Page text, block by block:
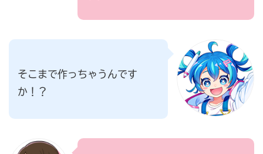
そこまで作っちゃうんです
か！？